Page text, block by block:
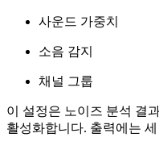
사운드 가중치
소음 감지
채널 그룹
이 설정은 노이즈 분석 결
활성화합니다. 출력에는